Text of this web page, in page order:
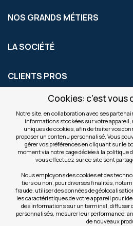
Cookies: c'est vous
Notre site, en collaboration avec ses
informations stockées sur votre
uniques de cookies, afin de traiter vos
proposer un contenu personnalisé. Vous
gérer vos préférences en cliquant sur le
moment via notre page dédiée à la politique
vous effectuez sur ce site sont
Nous employons des cookies et des
tiers ou non, pour diverses finalités,
fraude, utiliser des données de
les caractéristiques de votre appareil pour
des informations sur un terminal, diffuser
personnalisés, mesurer leur performance,
de nouveaux
NOS GRANDS MÉTIERS
LA SOCIÉTÉ
CLIENTS PROS
S'INSCRIRE AUX OFFRES
Inscription
notre
newsletter
NOS SITES